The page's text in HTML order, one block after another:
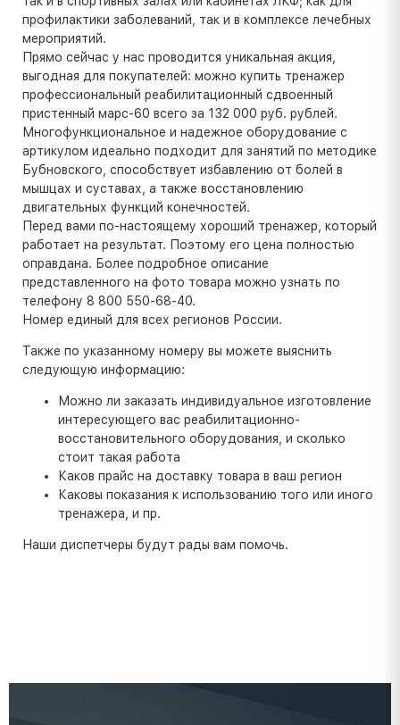
профилактики заболеваний, так и в комплексе лечебных
мероприятий.
Прямо сейчас у нас проводится уникальная акция,
выгодная для покупателей: можно купить тренажер
профессиональный реабилитационный сдвоенный
пристенный марс-60 всего за 132 000 руб. рублей.
Многофункциональное и надежное оборудование с
артикулом идеально подходит для занятий по методике
Бубновского, способствует избавлению от болей в
мышцах и суставах, а также восстановлению
двигательных функций конечностей.
Перед вами по-настоящему хороший тренажер, который
работает на результат. Поэтому его цена полностью
оправдана. Более подробное описание
представленного на фото товара можно узнать по
телефону 8 800 550-68-40.
Номер единый для всех регионов России.
Также по указанному номеру вы можете выяснить
следующую информацию:
Можно ли заказать индивидуальное изготовление
интересующего вас реабилитационно-
восстановительного оборудования, и сколько
стоит такая работа
Каков прайс на доставку товара в ваш регион
Каковы показания к использованию того или иного
тренажера, и пр.
Наши диспетчеры будут рады вам помочь.